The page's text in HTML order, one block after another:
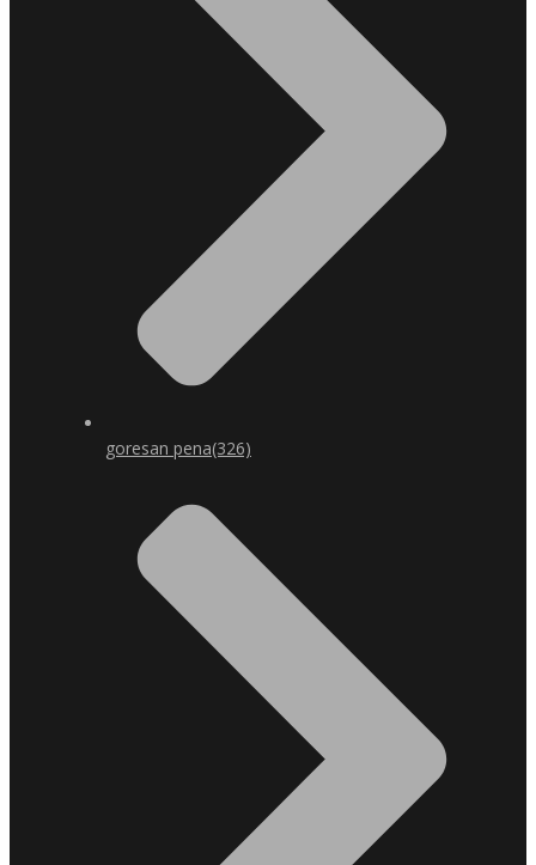
goresan pena(326)